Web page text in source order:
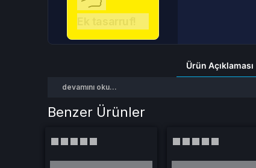
Ürün Açıklaması
devamını oku...
Benzer Ürünler